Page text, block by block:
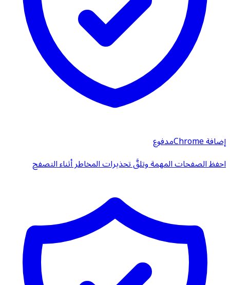
إضافة Chrome
مدفوع
احفظ الصفحات المهمة وتلقَّ تحذيرات المخاطر أثناء التصفح